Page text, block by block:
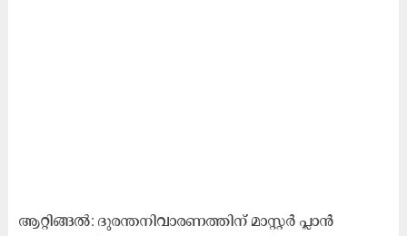
ആറ്റിങ്ങൽ: ദുരന്തനിവാരണത്തിന് മാസ്റ്റർ പ്ലാൻ